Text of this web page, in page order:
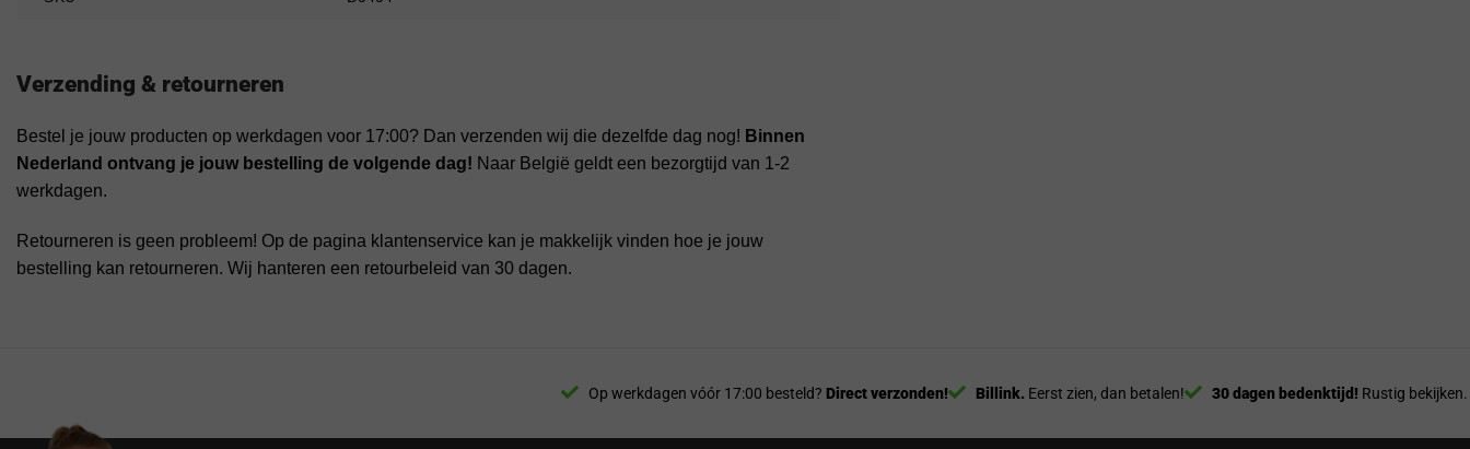
Verzending & retourneren
Bestel je jouw producten op werkdagen voor 17:00? Dan verzenden wij die dezelfde dag nog! Binnen
Nederland ontvang je jouw bestelling de volgende dag! Naar België geldt een bezorgtijd van 1-2
werkdagen.
Retourneren is geen probleem! Op de pagina klantenservice kan je makkelijk vinden hoe je jouw
bestelling kan retourneren. Wij hanteren een retourbeleid van 30 dagen.
Op werkdagen vóór 17:00 besteld? Direct verzonden! Billink. Eerst zien, dan betalen! 30 dagen bedenktijd! Rustig bekijken.